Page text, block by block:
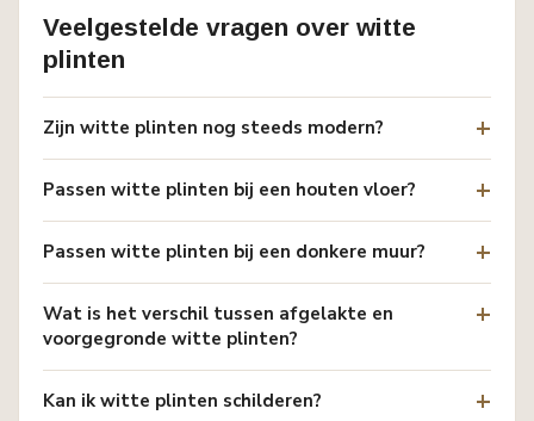
Veelgestelde vragen over witte
plinten
Zijn witte plinten nog steeds modern?
Passen witte plinten bij een houten vloer?
Passen witte plinten bij een donkere muur?
Wat is het verschil tussen afgelakte en
voorgegronde witte plinten?
Kan ik witte plinten schilderen?